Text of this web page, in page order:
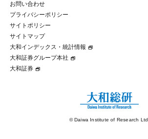
金融経済教育等
コラム
大和インデックス・統計情報
マルチステークホルダー方針
パートナーシップ構築宣言
大和総研の歩み
グループ会社
経験者採用
お問い合わせ
プライバシーポリシー
サイトポリシー
サイトマップ
大和インデックス・統計情報
大和証券グループ本社
大和証券
© Daiwa Institute of Research Ltd.